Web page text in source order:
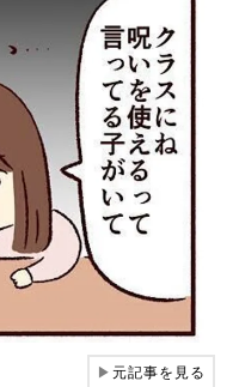
▶元記事を見る